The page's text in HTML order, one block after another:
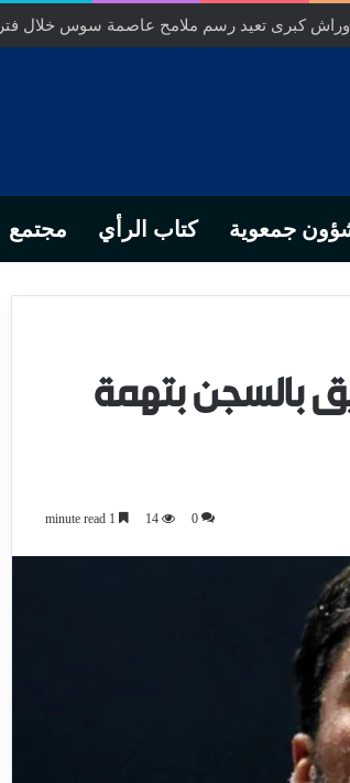
إلى رهانات التشريع وبصمة رجل أعمال ناجح
جمعوية كتاب الرأي مجتمع
بالسجن بتهمة
0
14